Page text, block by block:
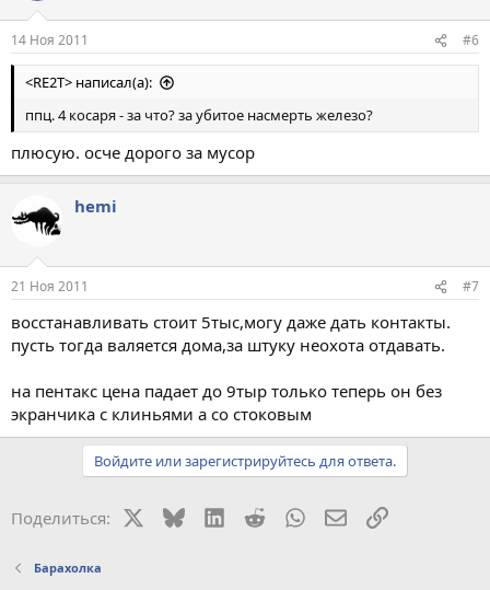
14 Ноя 2011 #6
<RE2T> написал(а):
ппц. 4 косаря - за что? за убитое насмерть железо?
плюсую. осче дорого за мусор
hemi
21 Ноя 2011 #7
восстанавливать стоит 5тыс,могу даже дать контакты.
пусть тогда валяется дома,за штуку неохота отдавать.
на пентакс цена падает до 9тыр только теперь он без
экранчика с клиньями а со стоковым
Войдите или зарегистрируйтесь для ответа.
Поделиться: BlueskyLinkedIn
RedditWhatsAppЭлектронная
Ссылка
Барахолка